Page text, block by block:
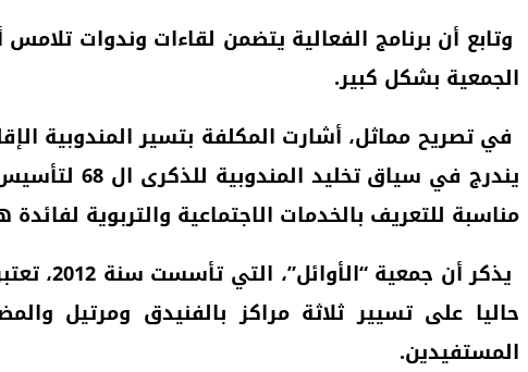
وتابع أن برنامج الفعالية يتضمن لقاءات وندوات
الجمعية بشكل كبير.
في تصريح مماثل، أشارت المكلفة بتسير المندوبية
يندرج في
مناسبة للتعريف بالخدمات الاجتماعية والتربوية
يذكر
حاليا على تسيير ثلاثة مراكز بالفنيدق ومرتيل
المستفيدين.